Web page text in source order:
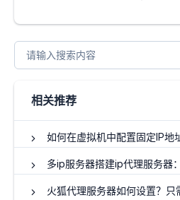
相关推荐
如何在虚拟机中配置固定IP地
多ip服务器搭建ip代理服务器：
火狐代理服务器如何设置？只